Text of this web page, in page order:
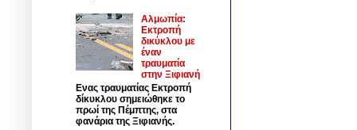
Αλμωπία:
Εκτροπή
δικύκλου με
έναν
τραυματία
στην Ξιφιανή
Ενας τραυματίας Εκτροπή
δίκυκλου σημειώθηκε το
πρωί της Πέμπτης, στα
φανάρια της Ξιφιανής.